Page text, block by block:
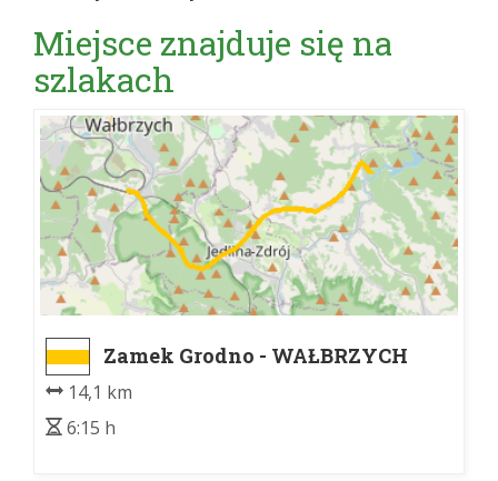
Miejsce znajduje się na
szlakach
Zamek Grodno - WAŁBRZYCH
14,1 km
6:15 h